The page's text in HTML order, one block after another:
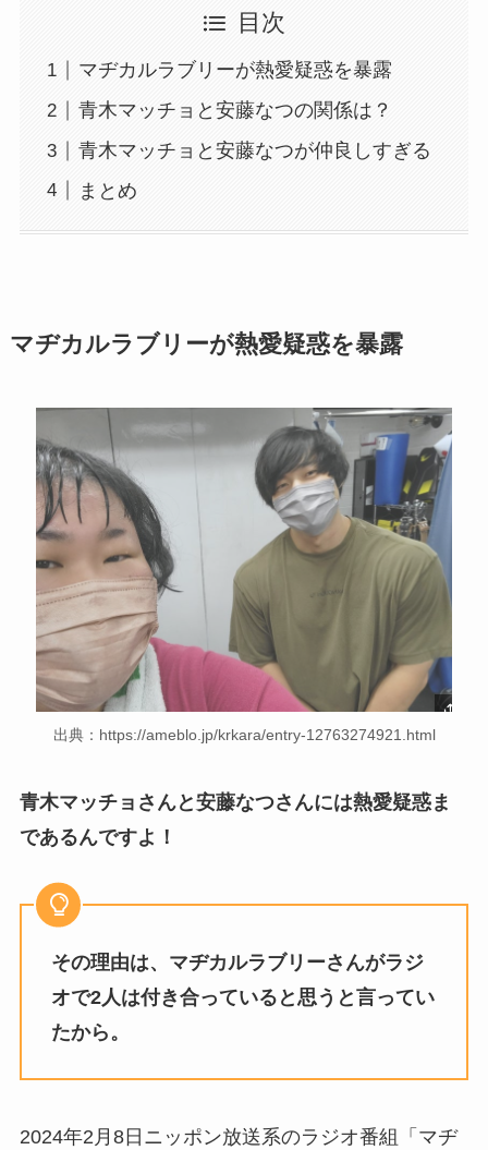
目次
マヂカルラブリーが熱愛疑惑を暴露
青木マッチョと安藤なつの関係は？
青木マッチョと安藤なつが仲良しすぎる
まとめ
マヂカルラブリーが熱愛疑惑を暴露
出典：https://ameblo.jp/krkara/entry-12763274921.html
青木マッチョさんと安藤なつさんには熱愛疑惑ま
であるんですよ！
その理由は、マヂカルラブリーさんがラジ
オで2人は付き合っていると思うと言ってい
たから。
2024年2月8日ニッポン放送系のラジオ番組「マヂ